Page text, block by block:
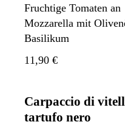
Fruchtige Tomaten an
Mozzarella mit
Basilikum
11,90 €
Carpaccio di
tartufo nero